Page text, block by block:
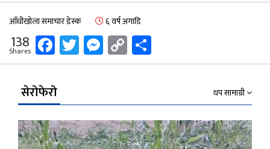
आँधीखोला समाचार डेस्क ६ वर्ष अगाडि
138
Shares Facebook
Twitter
Messenger
Copy
Link
सेरोफेरो थप सामाग्री